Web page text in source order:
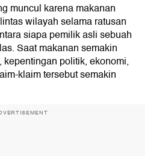
muncul karena makanan
wilayah selama ratusan
siapa pemilik asli sebuah
Saat makanan semakin
politik, ekonomi,
klaim tersebut semakin